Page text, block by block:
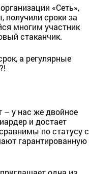
«Сеть»,
получили сроки за
многим участник
стаканчик.
а регулярные
– у нас же двойное
и достает
по статусу с
гарантированную